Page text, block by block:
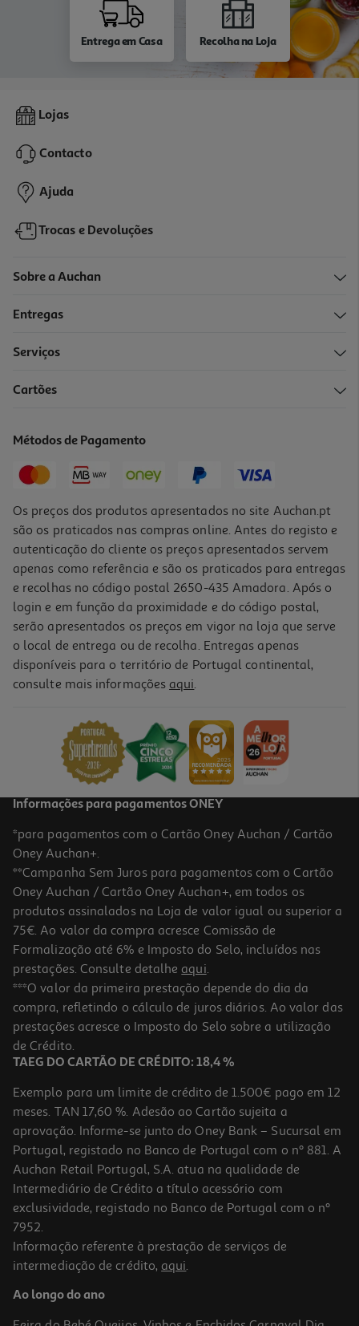
Entrega em Casa Recolha na Loja
Lojas
Contacto
Ajuda
Trocas e Devoluções
Sobre a Auchan
Entregas
Serviços
Cartões
Métodos de Pagamento
Os preços dos produtos apresentados no site Auchan.pt
são os praticados nas compras online. Antes do registo e
autenticação do cliente os preços apresentados servem
apenas como referência e são os praticados para entregas
e recolhas no código postal 2650-435 Amadora. Após o
login e em função da proximidade e do código postal,
serão apresentados os preços em vigor na loja que serve
o local de entrega ou de recolha. Entregas apenas
disponíveis para o território de Portugal continental,
consulte mais informações aqui.
Informações para pagamentos ONEY
*para pagamentos com o Cartão Oney Auchan / Cartão
Oney Auchan+.
**Campanha Sem Juros para pagamentos com o Cartão
Oney Auchan / Cartão Oney Auchan+, em todos os
produtos assinalados na Loja de valor igual ou superior a
75€. Ao valor da compra acresce Comissão de
Formalização até 6% e Imposto do Selo, incluídos nas
prestações. Consulte detalhe aqui.
***O valor da primeira prestação depende do dia da
compra, refletindo o cálculo de juros diários. Ao valor das
prestações acresce o Imposto do Selo sobre a utilização
de Crédito.
TAEG DO CARTÃO DE CRÉDITO: 18,4 %
Exemplo para um limite de crédito de 1.500€ pago em 12
meses. TAN 17,60 %. Adesão ao Cartão sujeita a
aprovação. Informe-se junto do Oney Bank – Sucursal em
Portugal, registado no Banco de Portugal com o nº 881. A
Auchan Retail Portugal, S.A. atua na qualidade de
Intermediário de Crédito a título acessório com
exclusividade, registado no Banco de Portugal com o nº
7952.
Informação referente à prestação de serviços de
intermediação de crédito, aqui.
Ao longo do ano